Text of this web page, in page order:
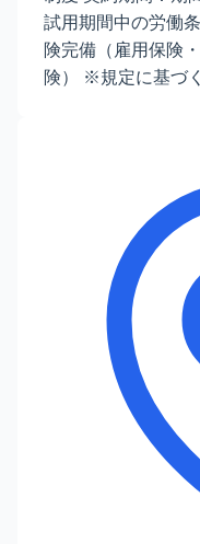
試用期間中の労働
険完備（雇用保険
険） ※規定に基づく